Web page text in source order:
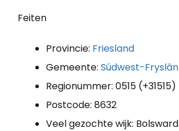
Feiten
Provincie: Friesland
Gemeente: Súdwest-Fryslân
Regionummer: 0515 (+31515)
Postcode: 8632
Veel gezochte wijk: Bolsward